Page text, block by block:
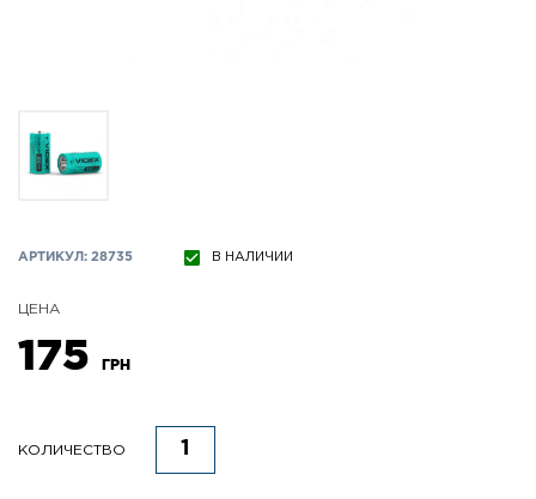
АРТИКУЛ: 28735 В НАЛИЧИИ
ЦЕНА
175 ГРН
КОЛИЧЕСТВО